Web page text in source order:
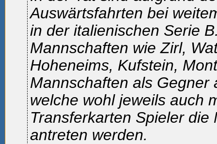
Auswärtsfahrten bei
in der italienischen Serie
Mannschaften wie Zirl,
Hoheneims, Kufstein,
Mannschaften als Gegner
welche wohl jeweils auch
Transferkarten Spieler die
antreten werden.